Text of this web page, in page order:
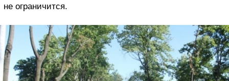
не ограничится.